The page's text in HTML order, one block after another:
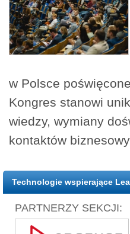
w Polsce
Kongres stanowi
wiedzy, wymiany
kontaktów
Technologie wspierające
PARTNERZY SEKCJI: